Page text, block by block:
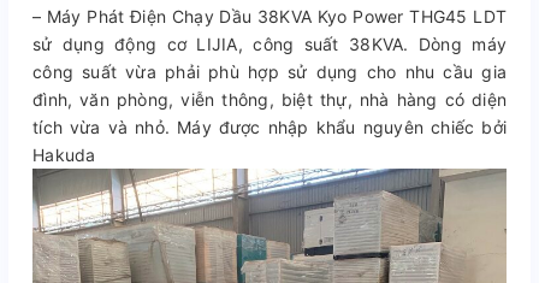
– Máy Phát Điện Chạy Dầu 38KVA Kyo Power THG45 LDT
sử dụng động cơ LIJIA, công suất 38KVA. Dòng máy
công suất vừa phải phù hợp sử dụng cho nhu cầu gia
đình, văn phòng, viễn thông, biệt thự, nhà hàng có diện
tích vừa và nhỏ. Máy được nhập khẩu nguyên chiếc bởi
Hakuda